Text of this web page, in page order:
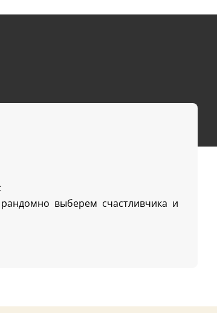
выберем счастливчика и